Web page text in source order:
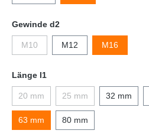
Gewinde d2
M10 M12 M16
Länge l1
20 mm 25 mm 32 mm
63 mm 80 mm